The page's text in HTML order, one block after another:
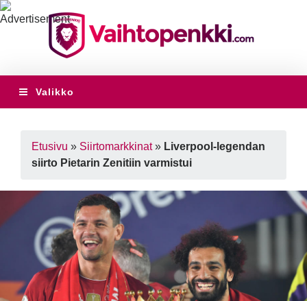
Valikko
Etusivu » Siirtomarkkinat» Liverpool-legendan
siirto Pietarin Zenitiin varmistui